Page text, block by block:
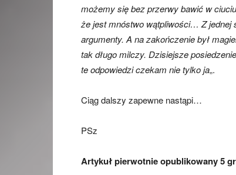
możemy się bez przerwy bawić w
że jest mnóstwo wątpliwości… Z jednej
argumenty. A na zakończenie był
tak długo milczy. Dzisiejsze
te odpowiedzi czekam nie tylko ja„.
Ciąg dalszy zapewne nastąpi…
PSz
Artykuł pierwotnie opublikowany 5